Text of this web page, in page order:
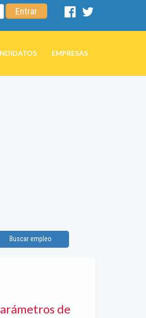
Entrar
Facebook
EMPRESAS
Buscar empleo
de